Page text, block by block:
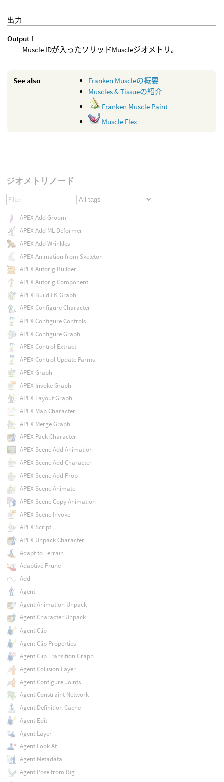
出力
Output 1
Muscle IDが入ったソリッドMuscleジオメトリ。
See also
Franken Muscleの概要
Muscles & Tissueの紹介
Franken Muscle Paint
Muscle Flex
ジオメトリノード
APEX Add Groom
APEX Add ML Deformer
APEX Add Wrinkles
APEX Animation from Skeleton
APEX Autorig Builder
APEX Autorig Component
APEX Build FK Graph
APEX Configure Character
APEX Configure Controls
APEX Configure Graph
APEX Control Extract
APEX Control Update Parms
APEX Graph
APEX Invoke Graph
APEX Layout Graph
APEX Map Character
APEX Merge Graph
APEX Pack Character
APEX Scene Add Animation
APEX Scene Add Character
APEX Scene Add Prop
APEX Scene Animate
APEX Scene Copy Animation
APEX Scene Invoke
APEX Script
APEX Unpack Character
Adapt to Terrain
Adaptive Prune
Add
Agent
Agent Animation Unpack
Agent Character Unpack
Agent Clip
Agent Clip Properties
Agent Clip Transition Graph
Agent Collision Layer
Agent Configure Joints
Agent Constraint Network
Agent Definition Cache
Agent Edit
Agent Layer
Agent Look At
Agent Metadata
Agent Pose from Rig